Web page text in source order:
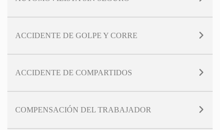
ACCIDENTE DE GOLPE Y CORRE
ACCIDENTE DE COMPARTIDOS
COMPENSACIÓN DEL TRABAJADOR